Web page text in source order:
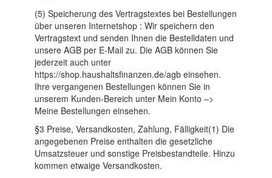
(5) Speicherung des Vertragstextes bei Bestellungen
über unseren Internetshop : Wir speichern den
Vertragstext und senden Ihnen die Bestelldaten und
unsere AGB per E-Mail zu. Die AGB können Sie
jederzeit auch unter
https://shop.haushaltsfinanzen.de/agb einsehen.
Ihre vergangenen Bestellungen können Sie in
unserem Kunden-Bereich unter Mein Konto –>
Meine Bestellungen einsehen.
§3 Preise, Versandkosten, Zahlung, Fälligkeit(1) Die
angegebenen Preise enthalten die gesetzliche
Umsatzsteuer und sonstige Preisbestandteile. Hinzu
kommen etwaige Versandkosten.